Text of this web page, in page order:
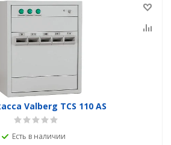
Valberg TCS 110 AS
Есть в наличии